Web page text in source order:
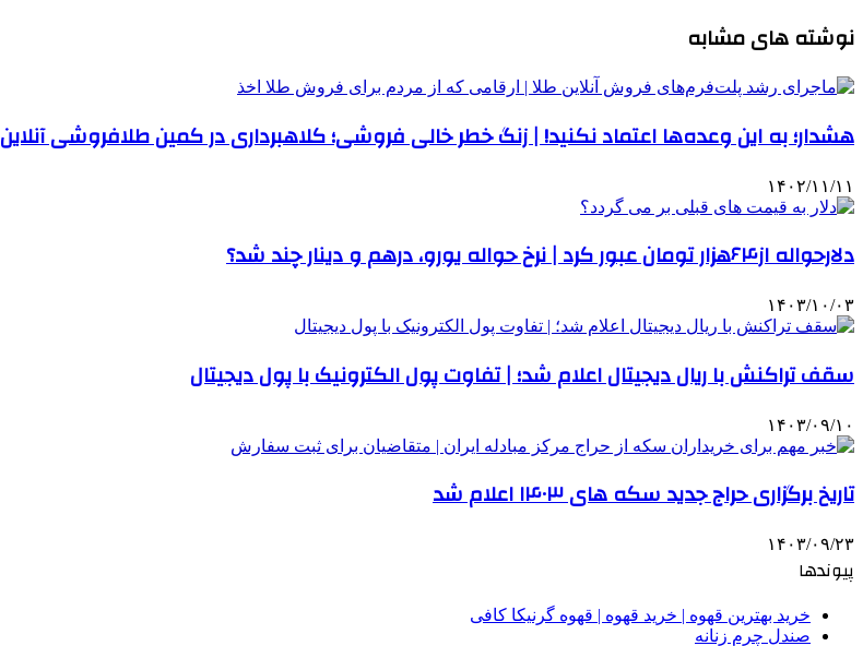
نوشته های مشابه
هشدار؛ به این وعده‌ها اعتماد نکنید! | زنگ خطر خالی فروشی؛ کلاهبرداری در کمین طلافروشی آنلاین
۱۴۰۲/۱۱/۱۱
دلارحواله از۶۴هزار تومان عبور کرد | نرخ حواله یورو، درهم و دینار چند شد؟
۱۴۰۳/۱۰/۰۳
سقف تراکنش با ریال دیجیتال اعلام شد؛ | تفاوت پول الکترونیک با پول دیجیتال
۱۴۰۳/۰۹/۱۰
تاریخ برگزاری حراج جدید سکه های ۱۴۰۳ اعلام شد
۱۴۰۳/۰۹/۲۳
پیوندها
خرید بهترین قهوه | خرید قهوه | قهوه گرنیکا کافی
صندل چرم زنانه